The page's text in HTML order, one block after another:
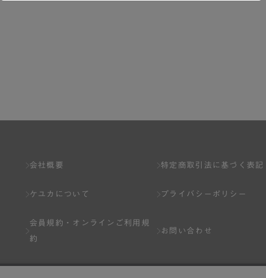
会社概要
ケユカについて
会員規約・
オンラインご利用規
約
Q&A
特定商取引法に基づく表記
プライバシーポリシー
お問い合わせ